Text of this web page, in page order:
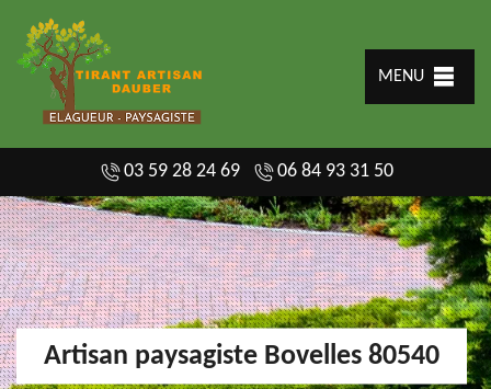
MENU
03 59 28 24 69 06 84 93 31 50
Artisan paysagiste Bovelles 80540